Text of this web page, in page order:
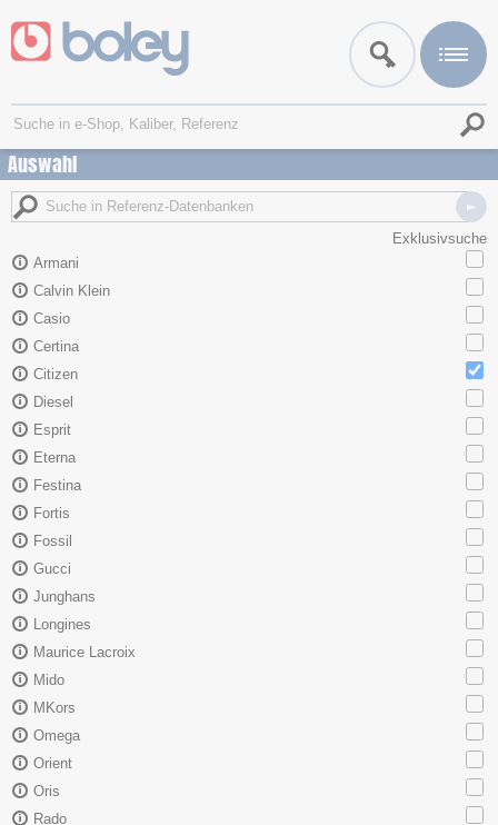
Auswahl
Exklusivsuche
Armani
Calvin Klein
Casio
Certina
Citizen
Diesel
Esprit
Eterna
Festina
Fortis
Fossil
Gucci
Junghans
Longines
Maurice Lacroix
Mido
MKors
Omega
Orient
Oris
Rado